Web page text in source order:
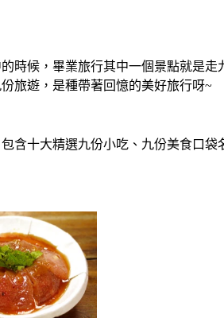
時候，畢業旅行其中一個景點就是
旅遊，是種帶著回憶的美好旅行呀~
含十大精選九份小吃、九份美食口